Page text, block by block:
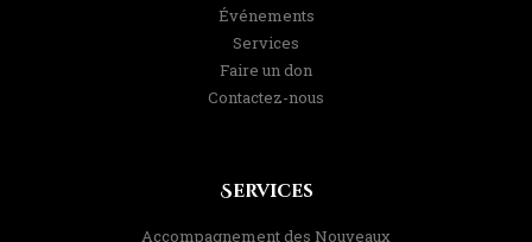
Événements
Services
Faire un don
Contactez-nous
Services
Accompagnement des Nouveaux